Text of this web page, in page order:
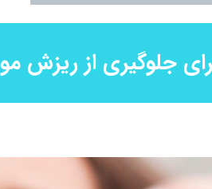
جلوگیری از ریزش مو